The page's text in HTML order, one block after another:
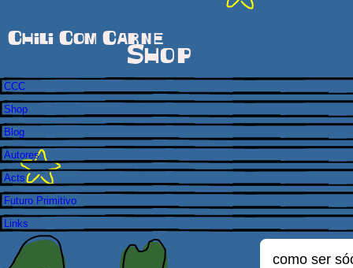
Chili Com Carne
Shop
CCC
Shop
Blog
Autores
Acts
Futuro Primitivo
Links
como ser